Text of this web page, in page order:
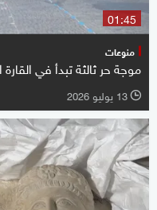
01:45
منوعات
موجة حر ثالثة تبدأ في القارة
l 13 يوليو 2026